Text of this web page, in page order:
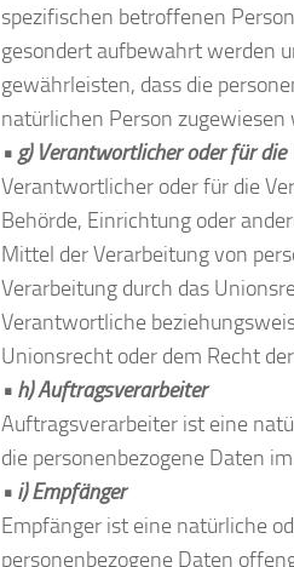
spezifischen betroffenen
gesondert aufbewahrt werden
gewährleisten, dass die
natürlichen Person zugewiesen
• g) Verantwortlicher oder für
Verantwortlicher oder für die
Behörde, Einrichtung oder
Mittel der Verarbeitung von
Verarbeitung durch das
Verantwortliche
Unionsrecht oder dem Recht
• h) Auftragsverarbeiter
Auftragsverarbeiter ist eine
die personenbezogene Daten
• i) Empfänger
Empfänger ist eine natürliche
personenbezogene Daten